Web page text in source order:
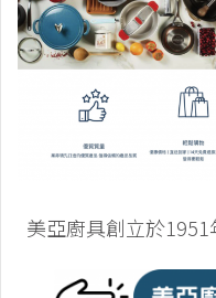
美亞廚具創立於1951